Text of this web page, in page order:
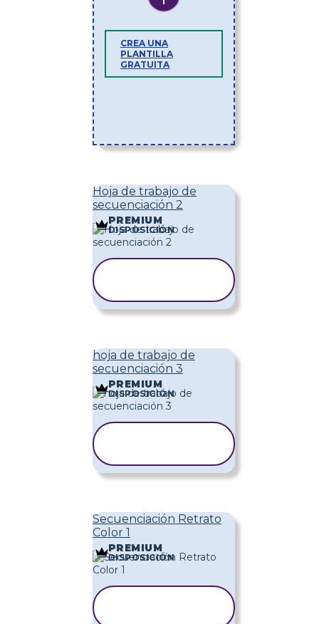
CREA UNA
PLANTILLA
GRATUITA
Hoja de trabajo de
secuenciación 2
PREMIUM
DISPOSICIÓN
hoja de trabajo de
secuenciación 3
PREMIUM
DISPOSICIÓN
Secuenciación Retrato
Color 1
PREMIUM
DISPOSICIÓN